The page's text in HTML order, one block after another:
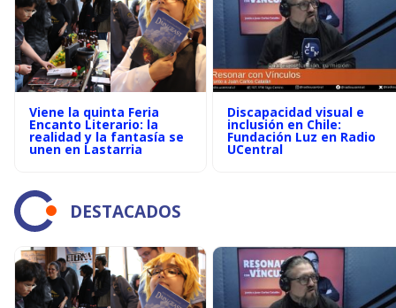
Viene la quinta Feria
Encanto Literario: la
realidad y la fantasía se
unen en Lastarria
Discapacidad visual e
inclusión en Chile:
Fundación Luz en Radio
UCentral
DESTACADOS